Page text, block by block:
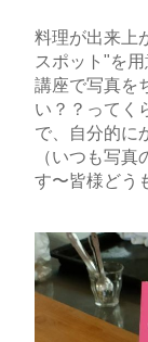
料理が出来上
スポット"を
講座で写真を
い？？ってく
で、自分的に
（いつも写
す〜皆様どう